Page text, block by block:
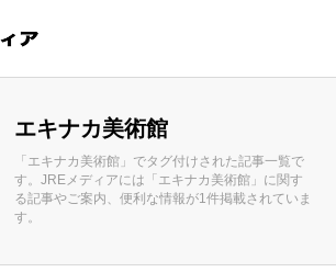
エキナカ美術館
「エキナカ美術館」でタグ付けされた記事一覧で
す。JREメディアには「エキナカ美術館」に関す
る記事やご案内、便利な情報が1件掲載されていま
す。